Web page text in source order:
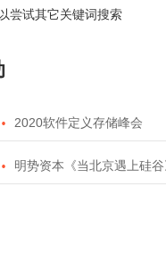
尝试其它关键词搜索
 2020软件定义存储峰会
 明势资本《当北京遇上硅谷》系列